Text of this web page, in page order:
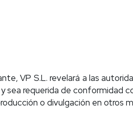
VP S.L. revelará a las
requerida de conformidad
o divulgación en otros